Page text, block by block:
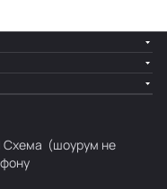
Схема (шоурум не